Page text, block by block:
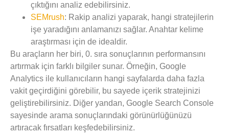
çıktığını analiz edebilirsiniz.
SEMrush: Rakip analizi yaparak, hangi stratejilerin
işe yaradığını anlamanızı sağlar. Anahtar kelime
araştırması için de idealdir.
Bu araçların her biri, 0. sıra sonuçlarının performansını
artırmak için farklı bilgiler sunar. Örneğin, Google
Analytics ile kullanıcıların hangi sayfalarda daha fazla
vakit geçirdiğini görebilir, bu sayede içerik stratejinizi
geliştirebilirsiniz. Diğer yandan, Google Search Console
sayesinde arama sonuçlarındaki görünürlüğünüzü
artıracak fırsatları keşfedebilirsiniz.